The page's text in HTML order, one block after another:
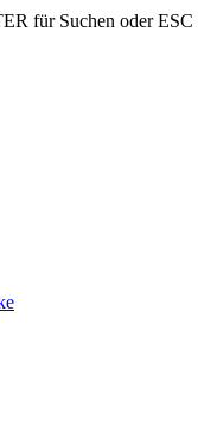
für Suchen oder ESC